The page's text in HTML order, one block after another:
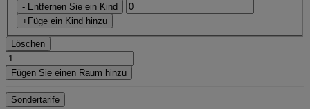
- Entfernen Sie ein Kind
+Füge ein Kind hinzu
Löschen
Fügen Sie einen Raum hinzu
Sondertarife